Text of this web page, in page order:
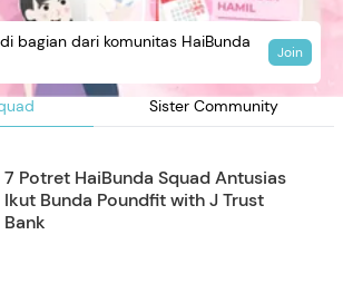
Sister Community
bagian dari komunitas HaiBunda
Join
7 Potret HaiBunda Squad Antusias
Ikut Bunda Poundfit with J Trust
Bank